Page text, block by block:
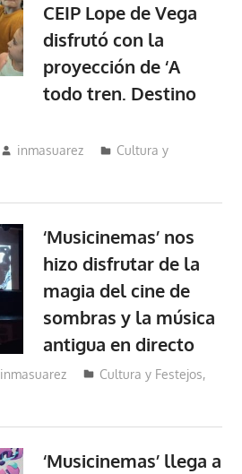
CEIP Lope de Vega
disfrutó con la
proyección de ‘A
todo tren. Destino
inmasuarez
Cultura y
‘Musicinemas’ nos
hizo disfrutar de la
magia del cine de
sombras y la música
antigua en directo
inmasuarez Cultura y Festejos,
‘Musicinemas’ llega a